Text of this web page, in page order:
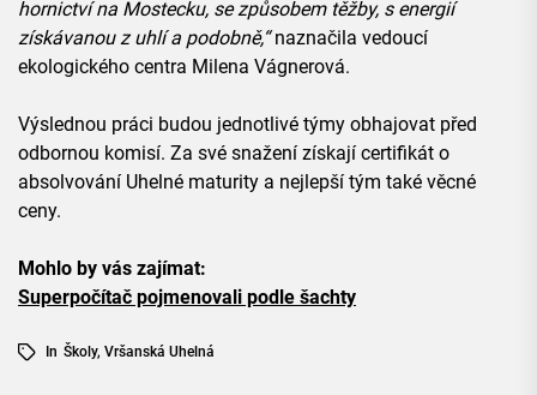
hornictví na Mostecku, se způsobem těžby, s energií
získávanou z uhlí a podobně,“naznačila vedoucí
ekologického centra Milena Vágnerová.
Výslednou práci budou jednotlivé týmy obhajovat před
odbornou komisí. Za své snažení získají certifikát o
absolvování Uhelné maturity a nejlepší tým také věcné
ceny.
Mohlo by vás zajímat:
Superpočítač pojmenovali podle šachty
In Školy, Vršanská Uhelná